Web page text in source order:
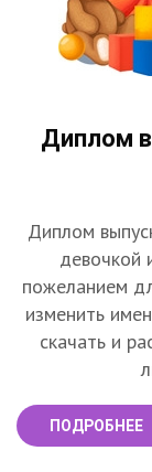
Диплом
Диплом
девочкой
пожеланием
изменить
скачать и
ПОДРОБНЕЕ